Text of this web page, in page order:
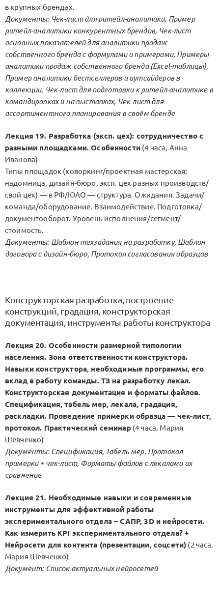
в крупных брендах.
Документы: Чек-лист для ритейл-аналитики, Пример
ритейл-аналитики конкурентных брендов, Чек-лист
основных показателей для аналитики продаж
собственного бренда с формулами и примерами, Примеры
аналитики продаж собственного бренда (Excel-таблицы),
Пример аналитики бестселлеров и аутсайдеров в
коллекции, Чек-лист для подготовки к ритейл-аналитике в
командировках и на выставках, Чек-лист для
ассортиментного планирования в своём бренде
Лекция 19. Разработка (эксп. цех): сотрудничество с
разными площадками. Особенности(4 часа, Анна
Иванова)
Типы площадок (коворкинг/проектная мастерская;
надомница, дизайн-бюро, эксп. цех разных производств/
свой цех) — в РФ/ЮАО — структура. Ожидания. Задачи/
команда/оборудование. Взаимодействие. Подготовка/
документооборот. Уровень исполнения/сегмент/
стоимость.
Документы: Шаблон техзадания на разработку, Шаблон
договора с дизайн-бюро, Протокол согласования образцов
Конструкторская разработка, построение
конструкций, градация, конструкторская
документация, инструменты работы конструктора
Лекция 20. Особенности размерной типологии
населения. Зона ответственности конструктора.
Навыки конструктора, необходимые программы, его
вклад в работу команды. ТЗ на разработку лекал.
Конструкторская документация и форматы файлов.
Спецификация, табель мер, лекала, градация,
раскладки. Проведение примерки образца — чек-лист,
протокол. Практический семинар(4 часа, Мария
Шевченко)
Документы: Спецификация, Табель мер, Протокол
примерки + чек-лист, Форматы файлов с лекалами их
сравнение
Лекция 21. Необходимые навыки и современные
инструменты для эффективной работы
экспериментального отдела – САПР, 3D и нейросети.
Как измерить KPI экспериментального отдела? +
Нейросети для контента (презентации, соцсети) (2 часа,
Мария Шевченко)
Документ: Список актуальных нейросетей